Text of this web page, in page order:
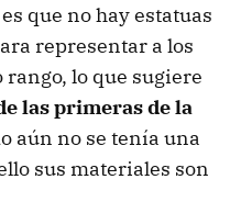
que no hay estatuas
representar a los
lo que sugiere
las primeras de la
aún no se tenía una
sus materiales son